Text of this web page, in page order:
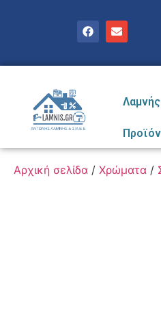
Αρχική σελίδα / Χρώματα /